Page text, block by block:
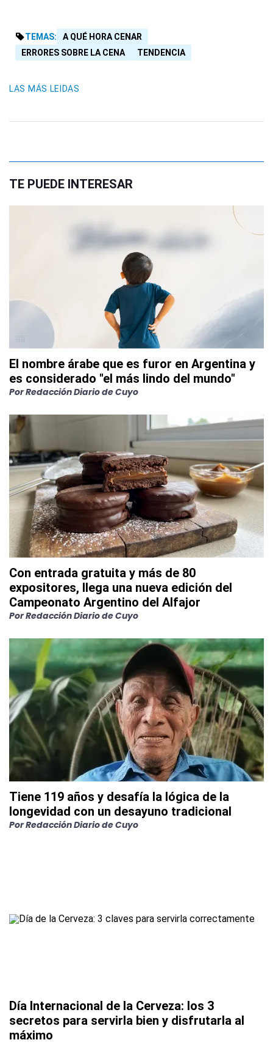
TEMAS:
A QUÉ HORA CENAR
ERRORES SOBRE LA CENA
TENDENCIA
LAS MÁS LEIDAS
TE PUEDE INTERESAR
El nombre árabe que es furor en Argentina y
es considerado "el más lindo del mundo"
PorRedacción Diario de Cuyo
Con entrada gratuita y más de 80
expositores, llega una nueva edición del
Campeonato Argentino del Alfajor
PorRedacción Diario de Cuyo
Tiene 119 años y desafía la lógica de la
longevidad con un desayuno tradicional
PorRedacción Diario de Cuyo
Día Internacional de la Cerveza: los 3
secretos para servirla bien y disfrutarla al
máximo